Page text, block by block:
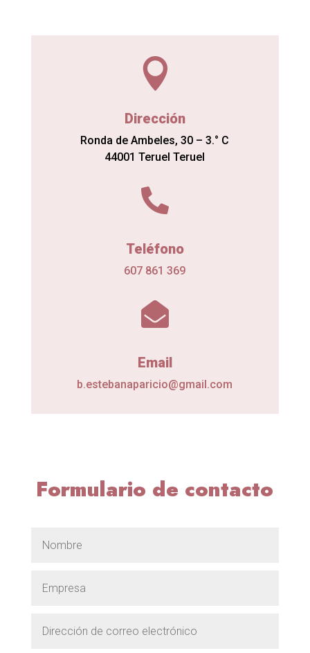

Dirección
Ronda de Ambeles, 30 – 3.° C
44001 Teruel Teruel

Teléfono
607 861 369

Email
b.estebanaparicio@gmail.com
Formulario de contacto